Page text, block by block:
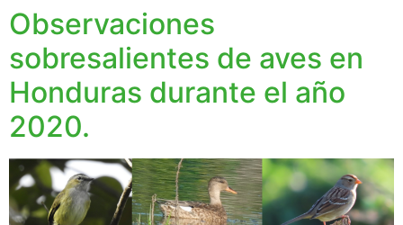
Observaciones
sobresalientes de aves en
Honduras durante el año
2020.